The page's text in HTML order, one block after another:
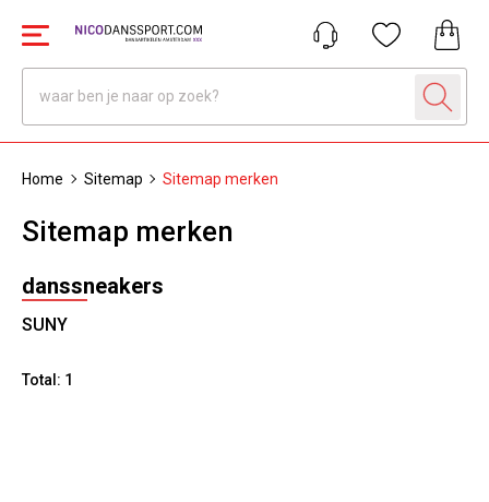
Home Sitemap Sitemap merken
Sitemap merken
danssneakers
SUNY
Total: 1